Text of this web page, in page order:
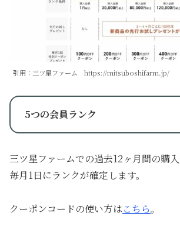
引用：三ツ星ファーム https://mitsuboshifarm.jp/
5つの会員ランク
三ツ星ファームでの過去12ヶ月間の購入
毎月1日にランクが確定します。
クーポンコードの使い方はこちら。